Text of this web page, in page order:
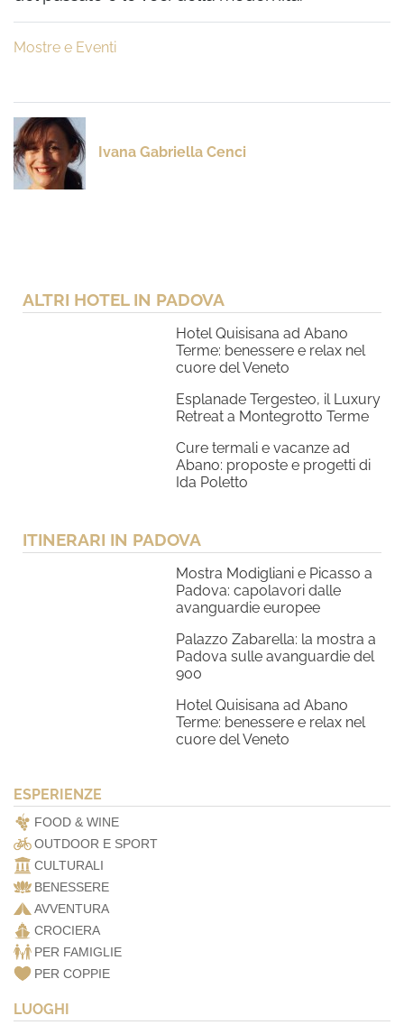
Mostre e Eventi
Ivana Gabriella Cenci
ALTRI HOTEL IN PADOVA
Hotel Quisisana ad Abano
Terme: benessere e relax nel
cuore del Veneto
Esplanade Tergesteo, il Luxury
Retreat a Montegrotto Terme
Cure termali e vacanze ad
Abano: proposte e progetti di
Ida Poletto
ITINERARI IN PADOVA
Mostra Modigliani e Picasso a
Padova: capolavori dalle
avanguardie europee
Palazzo Zabarella: la mostra a
Padova sulle avanguardie del
900
Hotel Quisisana ad Abano
Terme: benessere e relax nel
cuore del Veneto
ESPERIENZE
FOOD & WINE
OUTDOOR E SPORT
CULTURALI
BENESSERE
AVVENTURA
CROCIERA
PER FAMIGLIE
PER COPPIE
LUOGHI